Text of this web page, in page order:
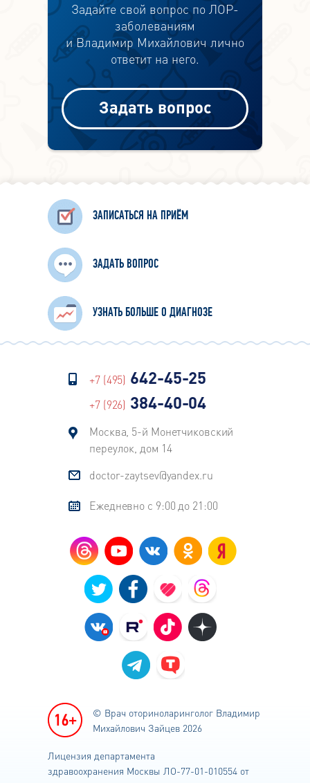
Задайте свой вопрос по ЛОР-
заболеваниям
и Владимир Михайлович лично
ответит на него.
Задать вопрос
ЗАПИСАТЬСЯ НА ПРИЁМ
ЗАДАТЬ ВОПРОС
УЗНАТЬ БОЛЬШЕ О ДИАГНОЗЕ
+7 (495) 642-45-25
+7 (926) 384-40-04
Москва, 5-й Монетчиковский
переулок, дом 14
doctor-zaytsev@yandex.ru
Ежедневно с 9:00 до 21:00
© Врач оториноларинголог Владимир
Михайлович Зайцев 2026
Лицензия департамента
здравоохранения Москвы ЛО-77-01-010554 от